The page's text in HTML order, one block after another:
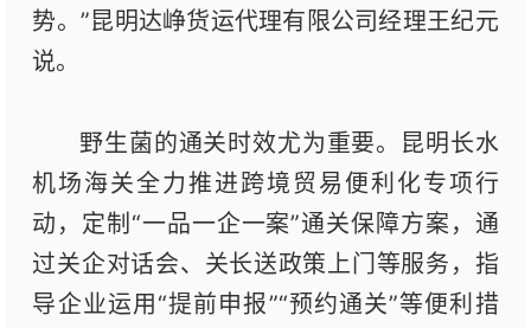
势。”昆明达峥货运代理有限公司经理王纪元
说。
野生菌的通关时效尤为重要。昆明长水
机场海关全力推进跨境贸易便利化专项行
动，定制“一品一企一案”通关保障方案，通
过关企对话会、关长送政策上门等服务，指
导企业运用“提前申报”“预约通关”等便利措